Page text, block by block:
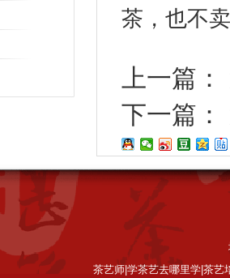
茶，也不
上一篇：
下一篇：
茶艺师|学茶艺去哪里学|茶艺